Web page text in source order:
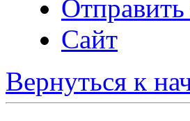
Сайт
Вернуться к